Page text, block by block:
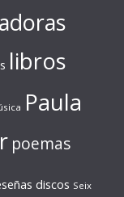
libros
Paula
poemas
discos Seix